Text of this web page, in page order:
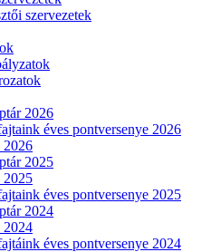
szervezetek
2026
éves pontversenye 2026
2026
2025
2025
éves pontversenye 2025
2024
2024
éves pontversenye 2024